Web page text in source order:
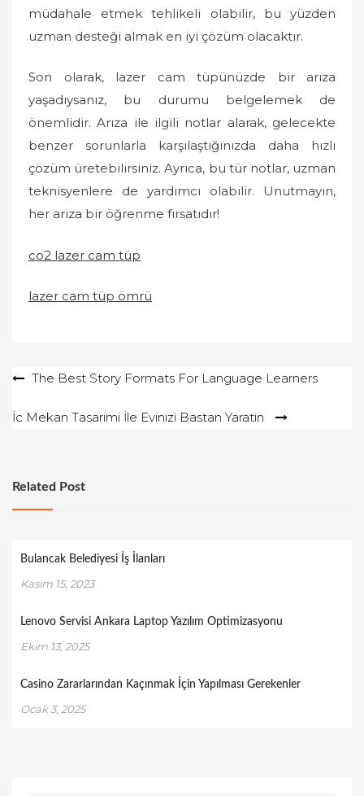
müdahale etmek tehlikeli olabilir, bu yüzden
uzman desteği almak en iyi çözüm olacaktır.
Son olarak, lazer cam tüpünüzde bir arıza
yaşadıysanız, bu durumu belgelemek de
önemlidir. Arıza ile ilgili notlar alarak, gelecekte
benzer sorunlarla karşılaştığınızda daha hızlı
çözüm üretebilirsiniz. Ayrıca, bu tür notlar, uzman
teknisyenlere de yardımcı olabilir. Unutmayın,
her arıza bir öğrenme fırsatıdır!
co2 lazer cam tüp
lazer cam tüp ömrü
YazıThe Best Story Formats For Language Learners
İc Mekan Tasarimi İle Evinizi Bastan Yaratin
Related Post
Bulancak Belediyesi İş İlanları
Kasım 15, 2023
Lenovo Servisi Ankara Laptop Yazılım Optimizasyonu
Ekim 13, 2025
Casino Zararlarından Kaçınmak İçin Yapılması Gerekenler
Ocak 3, 2025